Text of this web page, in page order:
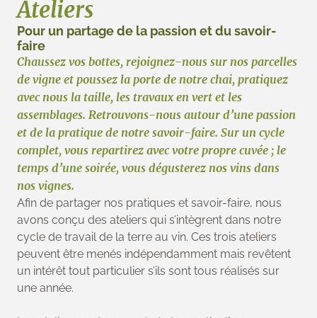
Ateliers
Pour un partage de la passion et du savoir-
faire
Chaussez vos bottes, rejoignez-nous sur nos parcelles
de vigne et poussez la porte de notre chai, pratiquez
avec nous la taille, les travaux en vert et les
assemblages. Retrouvons-nous autour d’une passion
et de la pratique de notre savoir-faire. Sur un cycle
complet, vous repartirez avec votre propre cuvée ; le
temps d’une soirée, vous dégusterez nos vins dans
nos vignes.
Afin de partager nos pratiques et savoir-faire, nous
avons conçu des ateliers qui s’intègrent dans notre
cycle de travail de la terre au vin. Ces trois ateliers
peuvent être menés indépendamment mais revêtent
un intérêt tout particulier s’ils sont tous réalisés sur
une année.